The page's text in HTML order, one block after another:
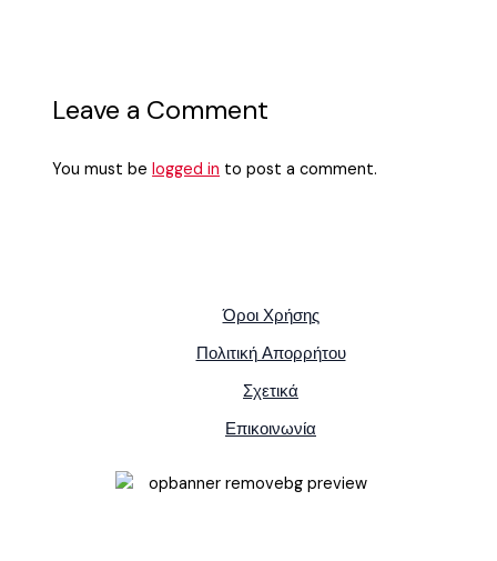
Leave a Comment
You must belogged in to post a comment.
Όροι Χρήσης
Πολιτική Απορρήτου
Σχετικά
Επικοινωνία